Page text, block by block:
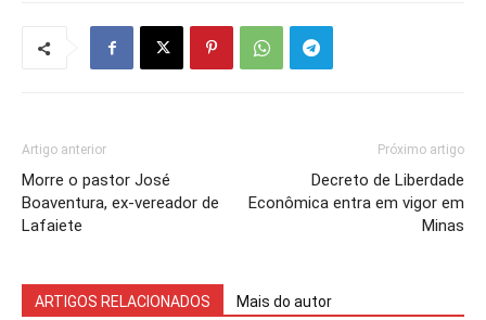
Artigo anterior
Morre o pastor José
Boaventura, ex-vereador de
Lafaiete
Próximo artigo
Decreto de Liberdade
Econômica entra em vigor em
Minas
ARTIGOS RELACIONADOS Mais do autor